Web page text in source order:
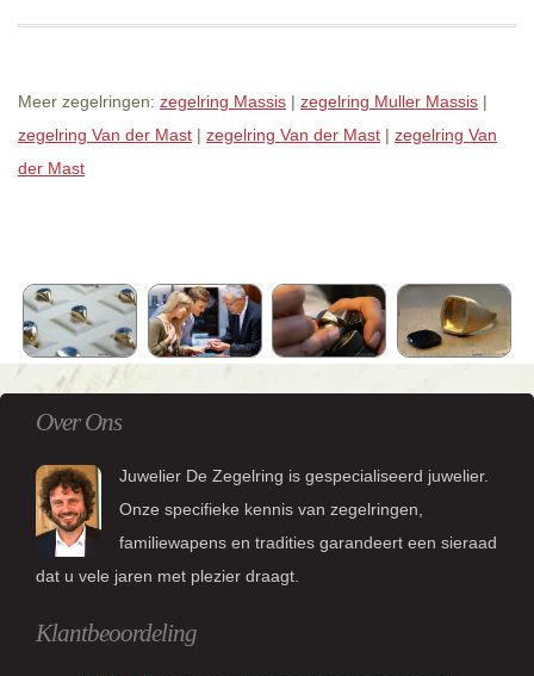
Meer zegelringen: zegelring Massis | zegelring Muller Massis |
zegelring Van der Mast | zegelring Van der Mast | zegelring Van
der Mast
Over Ons
Juwelier De Zegelring is gespecialiseerd juwelier.
Onze specifieke kennis van zegelringen,
familiewapens en tradities garandeert een sieraad
dat u vele jaren met plezier draagt.
Klantbeoordeling